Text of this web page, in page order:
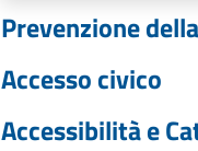
Prevenzione
Accesso civico
Accessibilità e